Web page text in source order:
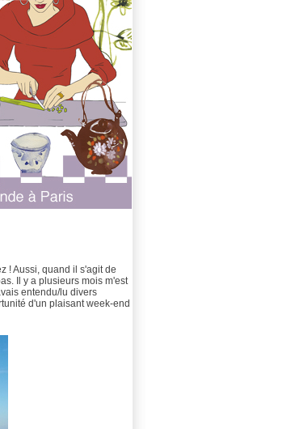
! Aussi, quand il s'agit de
Il y a plusieurs mois m'est
entendu/lu divers
d'un plaisant week-end